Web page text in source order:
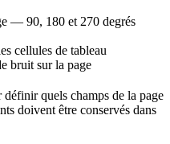
— 90, 180 et 270 degrés
cellules de tableau
bruit sur la page
définir quels champs de la page
doivent être conservés dans